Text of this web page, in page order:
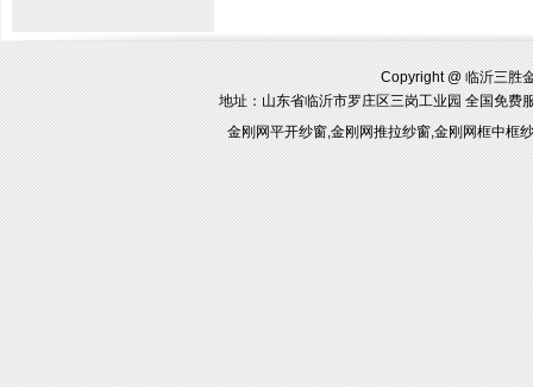
Copyright @ 临沂三胜
地址：山东省临沂市罗庄区三岗工业园 全国免费
金刚网平开纱窗,金刚网推拉纱窗,金刚网框中框